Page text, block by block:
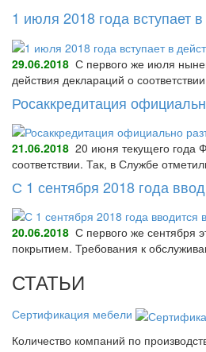
1 июля 2018 года вступает
29.06.2018 С первого же июля
действия деклараций о
Росаккредитация
21.06.2018 20 июня текущего года
соответствии. Так, в Службе
С 1 сентября 2018 года
20.06.2018 С первого же сентября
покрытием. Требования к
СТАТЬИ
Сертификация мебели
Количество компаний по